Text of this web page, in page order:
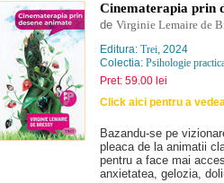
Cinematerapia prin
de Virginie Lemaire de
Editura: Trei, 2024
Colectia: Psihologie
Pret: 59.00 lei
Click aici pentru a
Bazandu-se pe
pleaca de la animatii
pentru a face mai
anxietatea, gelozia,